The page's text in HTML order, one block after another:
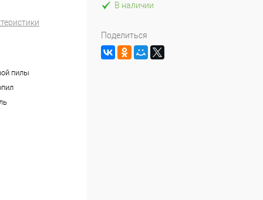
пилы
В наличии
Поделиться